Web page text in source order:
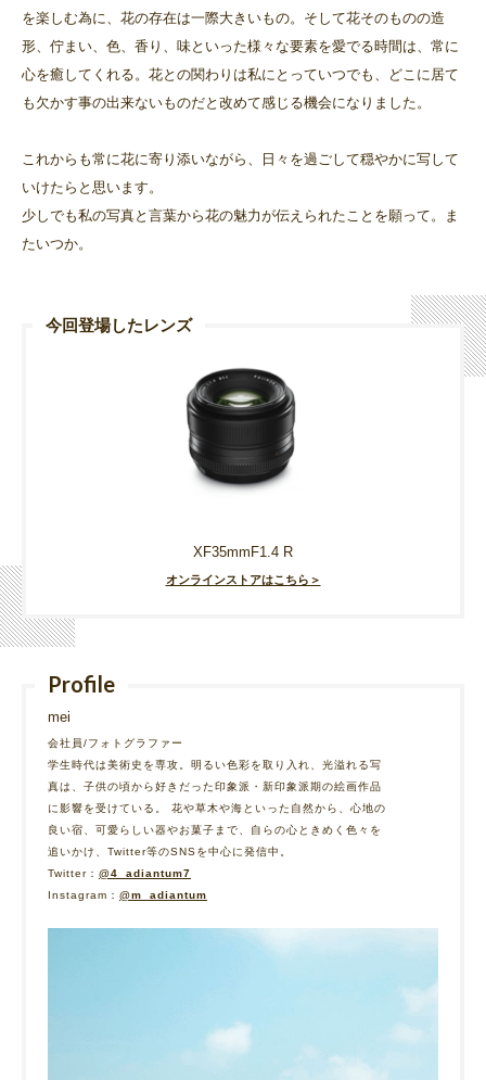
を楽しむ為に、花の存在は一際大きいもの。そして花そのものの造
形、佇まい、色、香り、味といった様々な要素を愛でる時間は、常に
心を癒してくれる。花との関わりは私にとっていつでも、どこに居て
も欠かす事の出来ないものだと改めて感じる機会になりました。
これからも常に花に寄り添いながら、日々を過ごして穏やかに写して
いけたらと思います。
少しでも私の写真と言葉から花の魅力が伝えられたことを願って。ま
たいつか。
今回登場したレンズ
XF35mmF1.4 R
オンラインストアはこちら＞
Profile
mei
会社員/フォトグラファー
学生時代は美術史を専攻。明るい色彩を取り入れ、光溢れる写
真は、子供の頃から好きだった印象派・新印象派期の絵画作品
に影響を受けている。 花や草木や海といった自然から、心地の
良い宿、可愛らしい器やお菓子まで、自らの心ときめく色々を
追いかけ、Twitter等のSNSを中心に発信中。
Twitter： @4_adiantum7
Instagram： @m_adiantum